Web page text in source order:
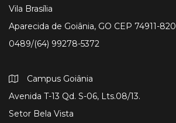
Vila Brasília
Aparecida de Goiânia, GO CEP 74911-820
0489/(64) 99278-5372
Campus Goiânia
Avenida T-13 Qd. S-06, Lts.08/13.
Setor Bela Vista